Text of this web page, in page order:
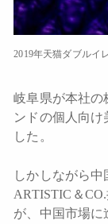
2019年天猫ダブルイ
岐阜県が本社の
ンドの個人向
した。
しかしながら
ARTISTIC＆
が、中国市場